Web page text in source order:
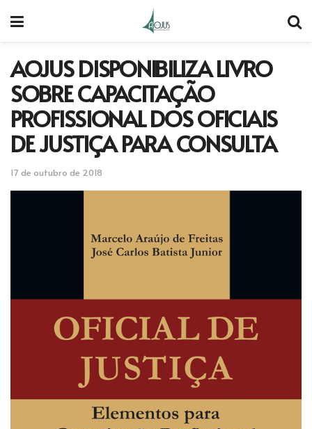
AOJUS DISPONIBILIZA LIVRO
SOBRE CAPACITAÇÃO
PROFISSIONAL DOS OFICIAIS
DE JUSTIÇA PARA CONSULTA
17 de outubro de 2018